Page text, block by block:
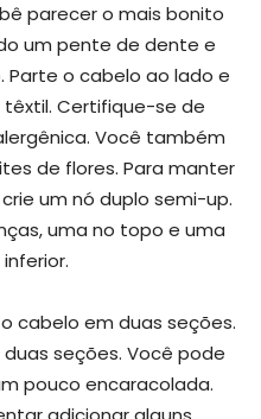
parecer o mais bonito
um pente de dente e
o cabelo ao lado e
Certifique-se de
Você também
de flores. Para manter
um nó duplo semi-up.
uma no topo e uma
cabelo em duas seções.
seções. Você pode
pouco encaracolada.